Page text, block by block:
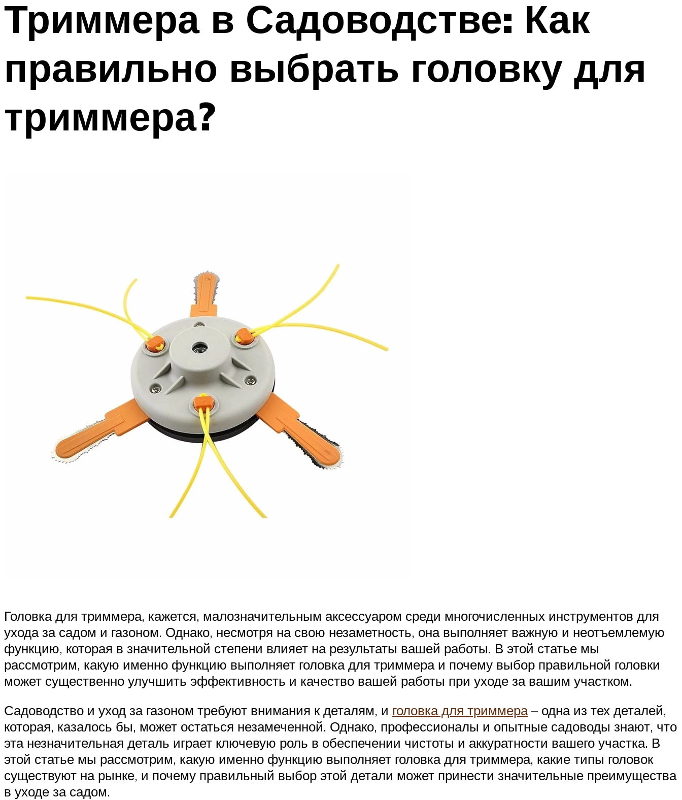
ТРУБЫ
Меню
Триммера в Садоводстве: Как
правильно выбрать головку для
триммера?
Головка для триммера, кажется, малозначительным аксессуаром среди многочисленных инструментов для
ухода за садом и газоном. Однако, несмотря на свою незаметность, она выполняет важную и неотъемлемую
функцию, которая в значительной степени влияет на результаты вашей работы. В этой статье мы
рассмотрим, какую именно функцию выполняет головка для триммера и почему выбор правильной головки
может существенно улучшить эффективность и качество вашей работы при уходе за вашим участком.
Садоводство и уход за газоном требуют внимания к деталям, и головка для триммера– одна из тех деталей,
которая, казалось бы, может остаться незамеченной. Однако, профессионалы и опытные садоводы знают, что
эта незначительная деталь играет ключевую роль в обеспечении чистоты и аккуратности вашего участка. В
этой статье мы рассмотрим, какую именно функцию выполняет головка для триммера, какие типы головок
существуют на рынке, и почему правильный выбор этой детали может принести значительные преимущества
в уходе за садом.